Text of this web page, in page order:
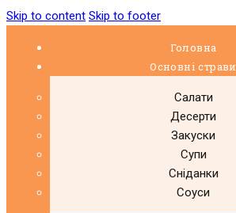
Skip to content Skip to footer
Головна
Основні страви
Салати
Десерти
Закуски
Супи
Сніданки
Соуси